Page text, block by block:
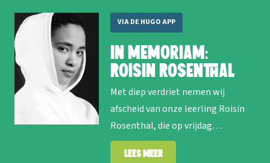
VIA DE HUGO APP
In memoriam:
Roisin Rosenthal
Met diep verdriet nemen wij
afscheid van onze leerling Roisin
Rosenthal, die op vrijdag…
Lees meer